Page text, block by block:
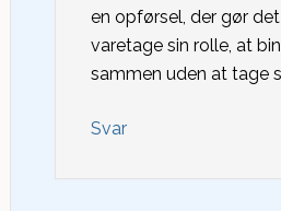
en opførsel, der gør
varetage sin rolle, at
sammen uden at tage
Svar